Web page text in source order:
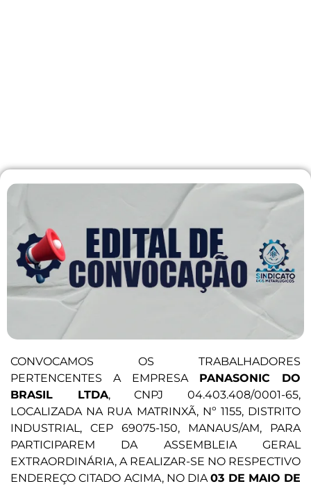
CONVOCAMOS OS TRABALHADORES
PERTENCENTES A EMPRESA PANASONIC DO
BRASIL LTDA, CNPJ 04.403.408/0001-65,
LOCALIZADA NA RUA MATRINXÃ, Nº 1155, DISTRITO
INDUSTRIAL, CEP 69075-150, MANAUS/AM, PARA
PARTICIPAREM DA ASSEMBLEIA GERAL
EXTRAORDINÁRIA, A REALIZAR-SE NO RESPECTIVO
ENDEREÇO CITADO ACIMA, NO DIA03 DE MAIO DE